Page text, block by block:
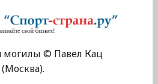
могилы © Павел Кац
(Москва).